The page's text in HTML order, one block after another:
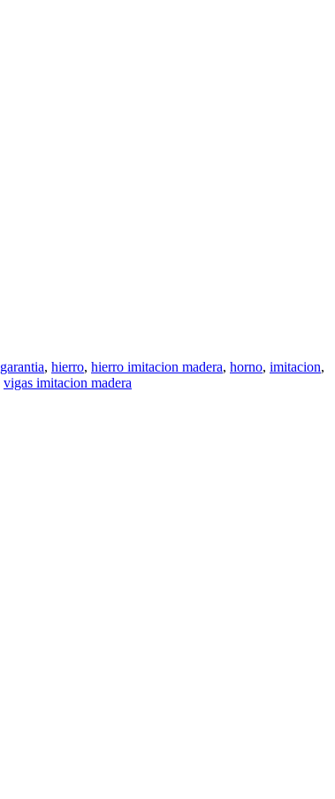
garantia, hierro, hierro imitacion madera, horno, imitacion,
vigas imitacion madera